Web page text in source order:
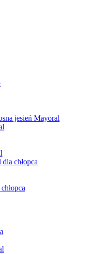
jesień Mayoral
chłopca